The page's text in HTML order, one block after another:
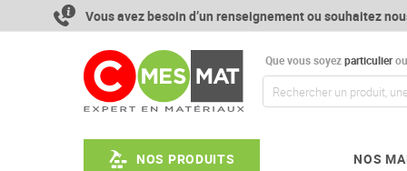
contenu
Vous avez besoin d’un renseignement ou souhaitez
Que vous soyezparticulierou
NOS PRODUITS NOS